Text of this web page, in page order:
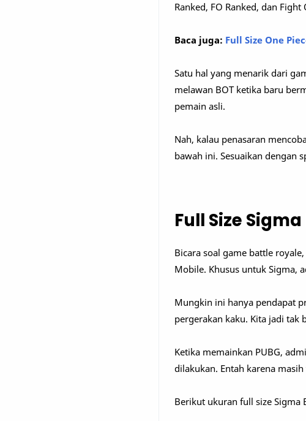
Ranked, FO Ranked, dan
Baca juga: Full Size One
Satu hal yang menarik dari
melawan BOT ketika baru
pemain asli.
Nah, kalau penasaran
bawah ini. Sesuaikan dengan
Full Size
Bicara soal game battle
Mobile. Khusus untuk Sigma,
Mungkin ini hanya pendapat
pergerakan kaku. Kita jadi tak
Ketika memainkan PUBG,
dilakukan. Entah karena
Berikut ukuran full size Sigma